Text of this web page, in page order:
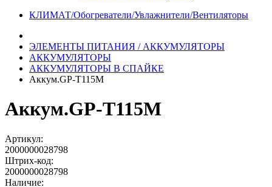
КЛИМАТ/Обогреватели/Увлажнители/Вентиляторы
ЭЛЕМЕНТЫ ПИТАНИЯ / АККУМУЛЯТОРЫ
АККУМУЛЯТОРЫ
АККУМУЛЯТОРЫ В СПАЙКЕ
Аккум.GP-T115M
Аккум.GP-T115M
Артикул:
2000000028798
Штрих-код:
2000000028798
Наличие: